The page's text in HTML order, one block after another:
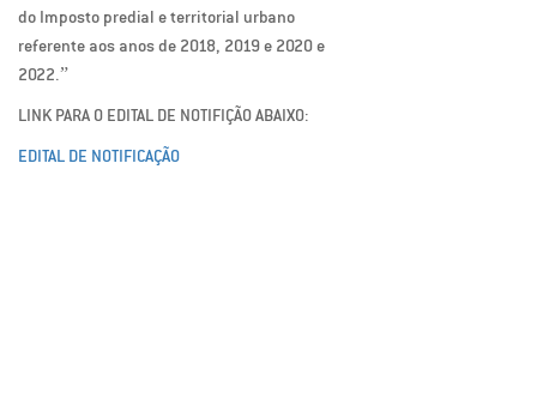
do Imposto predial e territorial urbano
referente aos anos de 2018, 2019 e 2020 e
2022.”
LINK PARA O EDITAL DE NOTIFIÇÃO ABAIXO:
EDITAL DE NOTIFICAÇÃO